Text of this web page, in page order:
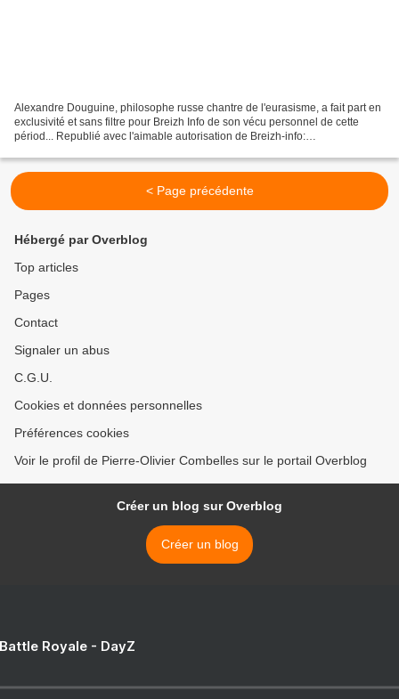
Alexandre Douguine, philosophe russe chantre de l'eurasisme, a fait part en
exclusivité et sans filtre pour Breizh Info de son vécu personnel de cette
périod... Republié avec l'aimable autorisation de Breizh-info:
eurasisme-liberalisme-urss/...
< Page précédente
Hébergé par Overblog
Top articles
Pages
Contact
Signaler un abus
C.G.U.
Cookies et données personnelles
Préférences cookies
Voir le profil de Pierre-Olivier Combelles sur le portail Overblog
Créer un blog sur Overblog
Créer un blog
Royale - DayZ